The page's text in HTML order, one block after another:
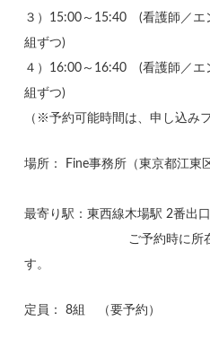
３）15:00～15:40 (看護師／
組ずつ)
４）16:00～16:40 (看護師／
組ずつ)
（※予約可能時間は、申し込み
場所： Fine事務所（東京都江
最寄り駅：東西線木場駅 2番出
ご予約時に所在地詳
す。
定員： 8組 （要予約）